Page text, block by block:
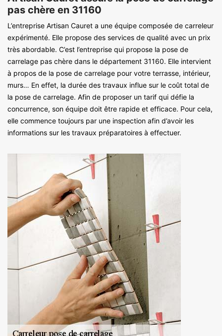
pas chère en 31160
L’entreprise Artisan Cauret a une équipe composée de carreleur
expérimenté. Elle propose des services de qualité avec un prix
très abordable. C’est l’entreprise qui propose la pose de
carrelage pas chère dans le département 31160. Elle intervient
à propos de la pose de carrelage pour votre terrasse, intérieur,
murs… En effet, la durée des travaux influe sur le coût total de
la pose de carrelage. Afin de proposer un tarif qui défie la
concurrence, son équipe doit être rapide et efficace. Pour cela,
elle commence toujours par une inspection afin d’avoir les
informations sur les travaux préparatoires à effectuer.